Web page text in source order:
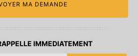
IMMEDIATEMENT